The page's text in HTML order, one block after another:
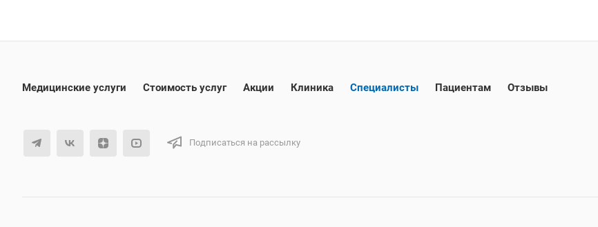
Медицинские услуги Стоимость услуг Акции Клиника Специалисты Пациентам Отзывы
Подписаться на рассылку